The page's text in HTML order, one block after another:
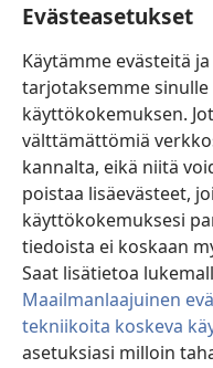
Evästeasetukset
Käytämme evästeitä
tarjotaksemme
käyttökokemuksen.
välttämättömiä
kannalta, eikä niitä
poistaa lisäevästeet,
käyttökokemuksesi
tiedoista ei koskaan
Saat lisätietoa
Maailmanlaajuinen
tekniikoita koskeva
asetuksiasi milloin
(avaa
uuden
ikkunan)Vartiotornin
(avaa
uuden
ikkunan)JW Hub ®
(avaa
uuden
ikkunan)
®
Watchtower Library